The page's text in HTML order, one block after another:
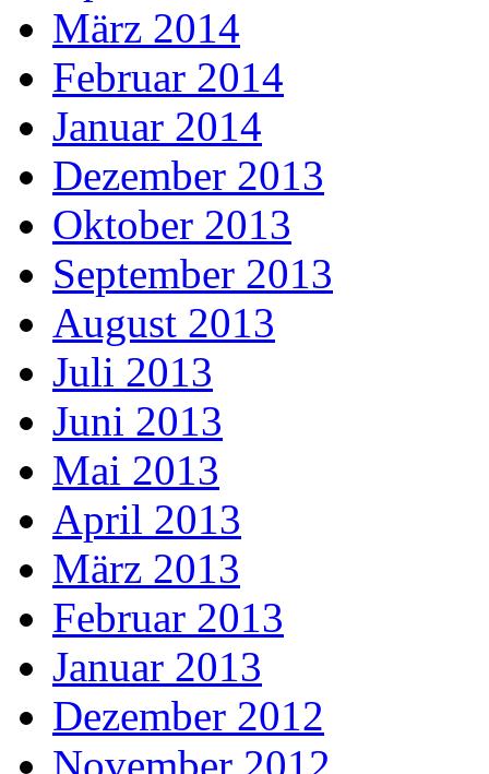
März 2014
Februar 2014
Januar 2014
Dezember 2013
Oktober 2013
September 2013
August 2013
Juli 2013
Juni 2013
Mai 2013
April 2013
März 2013
Februar 2013
Januar 2013
Dezember 2012